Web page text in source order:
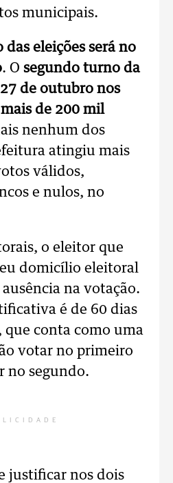
municipais.
eleições será no
. O segundo turno da
de outubro nos
de 200 mil
nenhum dos
atingiu mais
válidos,
e nulos, no
o eleitor que
domicílio eleitoral
na votação.
é de 60 dias
que conta como uma
votar no primeiro
no segundo.
justificar nos dois